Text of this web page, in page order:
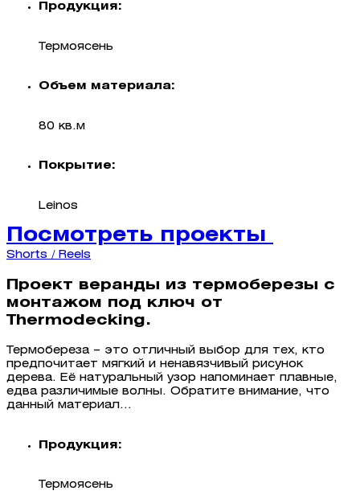
Продукция:
Термоясень
Объем материала:
80 кв.м
Покрытие:
Leinos
Посмотреть проекты
Shorts / Reels
Проект веранды из термоберезы с
монтажом под ключ от
Thermodecking.
Термобереза – это отличный выбор для тех, кто
предпочитает мягкий и ненавязчивый рисунок
дерева. Её натуральный узор напоминает плавные,
едва различимые волны. Обратите внимание, что
данный материал...
Продукция:
Термоясень